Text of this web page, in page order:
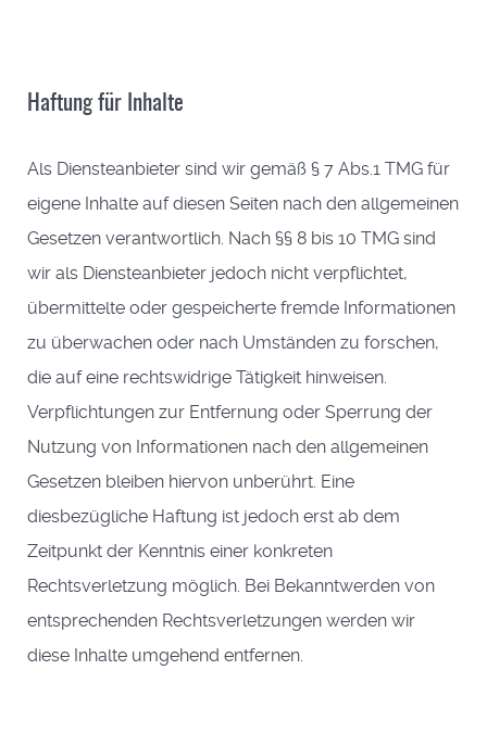
Haftung für Inhalte
Als Diensteanbieter sind wir gemäß § 7 Abs.1 TMG für
eigene Inhalte auf diesen Seiten nach den allgemeinen
Gesetzen verantwortlich. Nach §§ 8 bis 10 TMG sind
wir als Diensteanbieter jedoch nicht verpflichtet,
übermittelte oder gespeicherte fremde Informationen
zu überwachen oder nach Umständen zu forschen,
die auf eine rechtswidrige Tätigkeit hinweisen.
Verpflichtungen zur Entfernung oder Sperrung der
Nutzung von Informationen nach den allgemeinen
Gesetzen bleiben hiervon unberührt. Eine
diesbezügliche Haftung ist jedoch erst ab dem
Zeitpunkt der Kenntnis einer konkreten
Rechtsverletzung möglich. Bei Bekanntwerden von
entsprechenden Rechtsverletzungen werden wir
diese Inhalte umgehend entfernen.